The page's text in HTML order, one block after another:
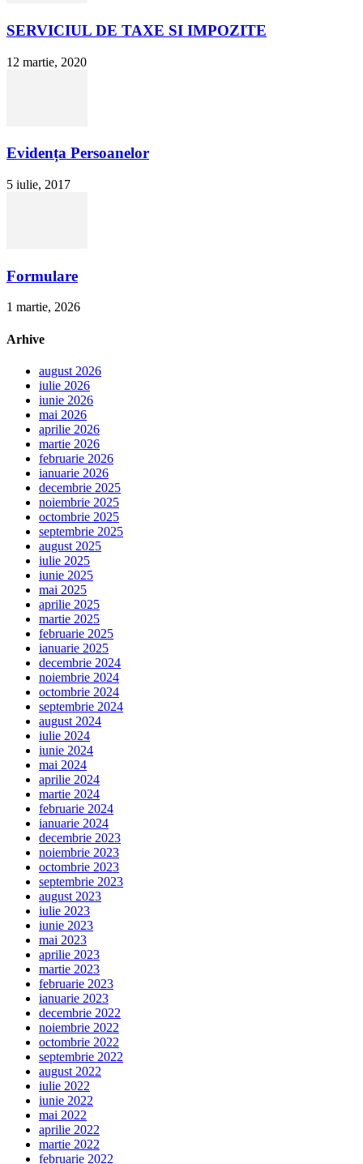
SERVICIUL DE TAXE SI IMPOZITE
12 martie, 2020
Evidența Persoanelor
5 iulie, 2017
Formulare
1 martie, 2026
Arhive
august 2026
iulie 2026
iunie 2026
mai 2026
aprilie 2026
martie 2026
februarie 2026
ianuarie 2026
decembrie 2025
noiembrie 2025
octombrie 2025
septembrie 2025
august 2025
iulie 2025
iunie 2025
mai 2025
aprilie 2025
martie 2025
februarie 2025
ianuarie 2025
decembrie 2024
noiembrie 2024
octombrie 2024
septembrie 2024
august 2024
iulie 2024
iunie 2024
mai 2024
aprilie 2024
martie 2024
februarie 2024
ianuarie 2024
decembrie 2023
noiembrie 2023
octombrie 2023
septembrie 2023
august 2023
iulie 2023
iunie 2023
mai 2023
aprilie 2023
martie 2023
februarie 2023
ianuarie 2023
decembrie 2022
noiembrie 2022
octombrie 2022
septembrie 2022
august 2022
iulie 2022
iunie 2022
mai 2022
aprilie 2022
martie 2022
februarie 2022